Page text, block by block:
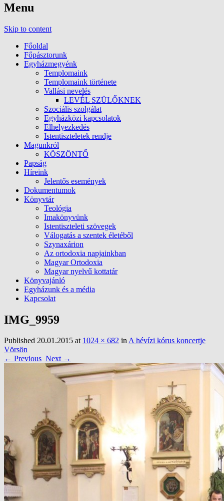
Menu
Skip to content
Főoldal
Főpásztorunk
Egyházmegyénk
Templomaink
Templomaink története
Vallási nevelés
LEVÉL SZÜLŐKNEK
Szociális szolgálat
Egyházközi kapcsolatok
Elhelyezkedés
Istentiszteletek rendje
Magunkról
KÖSZÖNTŐ
Papság
Híreink
Jelentős események
Dokumentumok
Könyvtár
Teológia
Imakönyvünk
Istentiszteleti szövegek
Válogatás a szentek életéből
Szynaxárion
Az ortodoxia napjainkban
Magyar Ortodoxia
Magyar nyelvű kottatár
Könyvajánló
Egyházunk és a média
Kapcsolat
IMG_9959
Published 20.01.2015 at 1024 × 682 inA hévízi kórus koncertje
Vörsön
← Previous Next →